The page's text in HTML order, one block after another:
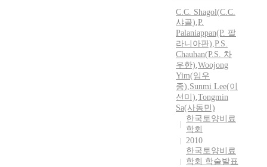
C.C. Shagol(C.C.
샤골),P.
Palaniappan(P. 팔
라니아판),P.S.
Chauhan(P.S. 차
우한),Woojong
Yim(임우
종),Sunmi Lee(이
선미),Tongmin
Sa(사동민)
한국토양비료
학회
2010
한국토양비료
학회 학술발표